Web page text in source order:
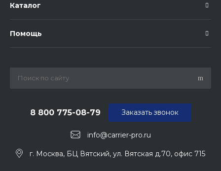
Каталог
Помощь
info@carrier-pro.ru
8 800 775-08-79
г. Москва, БЦ Вятский, ул. Вятская д.70, офис 715
Заказать звонок